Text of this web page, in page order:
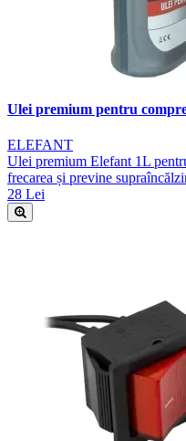
Ulei premium pentru
ELEFANT
Ulei premium Elefant 1L
frecarea și previne
28 Lei